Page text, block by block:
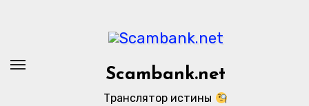
Scambank.net
Транслятор истины